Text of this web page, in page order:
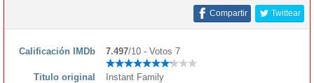
Twittear
Compartir
Calificación IMDb 7.497/10 - Votos 7
Titulo original
Instant Family